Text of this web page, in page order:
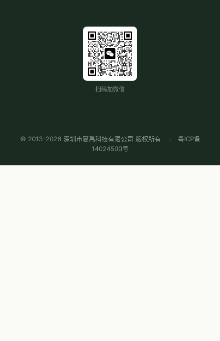
扫码加微信
© 2013-2026 深圳市夏禹科技有限公司 版权所有 · 粤ICP备
14024500号